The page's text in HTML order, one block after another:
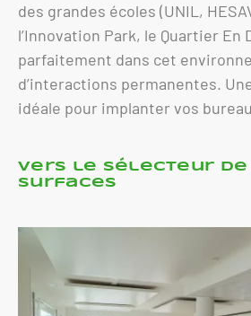
des grandes écoles (UNIL,
l’Innovation Park, le Quartier En
parfaitement dans cet
d’interactions permanentes.
idéale pour implanter vos
Vers le sélecteur de
surfaces